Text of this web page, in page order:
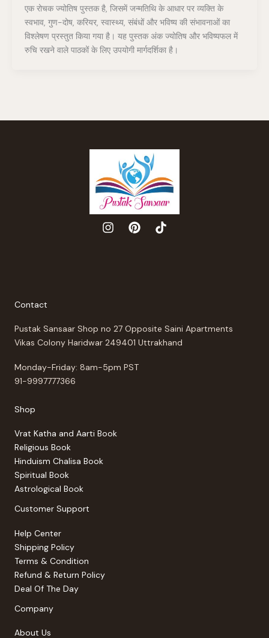
एक रोचक ज्योतिष पुस्तक है, जिसमें जन्मतिथि के आधार पर व्यक्ति के
स्वभाव, गुण-दोष, करियर, स्वास्थ्य, संबंधों और भविष्य की संभावनाओं का
विश्लेषण प्रस्तुत किया गया है। यह पुस्तक अंक ज्योतिष और भविष्यफल में
रुचि रखने वाले पाठकों के लिए उपयोगी मार्गदर्शिका है।
Contact
Pustak Sansaar Shop no 27 Opposite Saini Apartments
Vikas Colony Haridwar 249401 Uttrakhand
Monday-Friday: 8am-5pm PST
91-9997777366
Shop
Vrat Katha and Aarti Book
Religious Book
Hinduism Chalisa Book
Spiritual Book
Astrological Book
Customer Support
Help Center
Shipping Policy
Terms & Condition
Refund & Return Policy
Deal Of The Day
Company
About Us